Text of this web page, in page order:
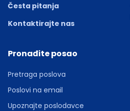
Česta pitanja
Kontaktirajte nas
Pronađite posao
Pretraga poslova
Poslovi na email
Upoznajte poslodavce